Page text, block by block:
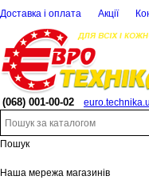
Доставка і оплата Акції
(068) 001-00-02
Пошук
Наша мережа магазинів